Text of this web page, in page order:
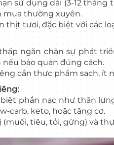
sử dụng dài (3-12
mua thường xuyên.
thịt tươi, đặc biệt với các
ngăn chặn sự phát
bảo quản đúng cách.
cần thực phẩm sạch, ít
phần nạc như thăn
carb, keto, hoặc tăng cơ.
(muối, tiêu, tỏi, gừng) và